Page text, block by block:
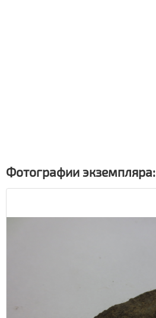
Фотографии экземпляра: